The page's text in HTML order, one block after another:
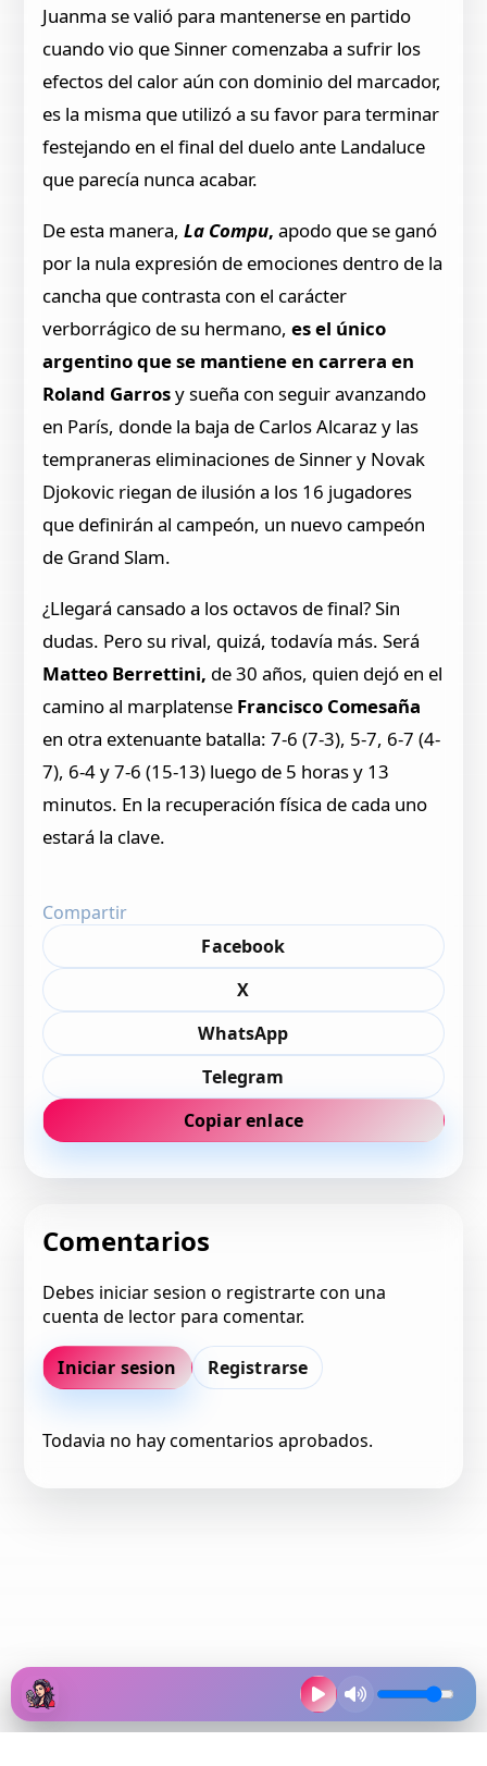
Juanma se valió para mantenerse en partido
cuando vio que Sinner comenzaba a sufrir los
efectos del calor aún con dominio del marcador,
es la misma que utilizó a su favor para terminar
festejando en el final del duelo ante Landaluce
que parecía nunca acabar.
De esta manera, La Compu, apodo que se ganó
por la nula expresión de emociones dentro de la
cancha que contrasta con el carácter
verborrágico de su hermano,es el único
argentino que se mantiene en carrera en
Roland Garrosy sueña con seguir avanzando
en París, donde la baja de Carlos Alcaraz y las
tempraneras eliminaciones de Sinner y Novak
Djokovic riegan de ilusión a los 16 jugadores
que definirán al campeón, un nuevo campeón
de Grand Slam.
¿Llegará cansado a los octavos de final? Sin
dudas. Pero su rival, quizá, todavía más. Será
Matteo Berrettini, de 30 años, quien dejó en el
camino al marplatense Francisco Comesaña
en otra extenuante batalla: 7-6 (7-3), 5-7, 6-7 (4-
7), 6-4 y 7-6 (15-13) luego de 5 horas y 13
minutos. En la recuperación física de cada uno
estará la clave.
Compartir
Facebook
X
WhatsApp
Telegram
Copiar enlace
Comentarios
Debes iniciar sesion o registrarte con una
cuenta de lector para comentar.
Iniciar sesion Registrarse
Todavia no hay comentarios aprobados.